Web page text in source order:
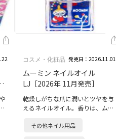
コスメ・化粧品 発売日：2026.11.01
ムーミン ネイルオイル
LJ［2026年 11月発売］
乾燥しがちな爪に潤いとツヤを与
えるネイルオイル。香りは、ムー
イメージ。コケモモやローズ、ブ
その他ネイル用品